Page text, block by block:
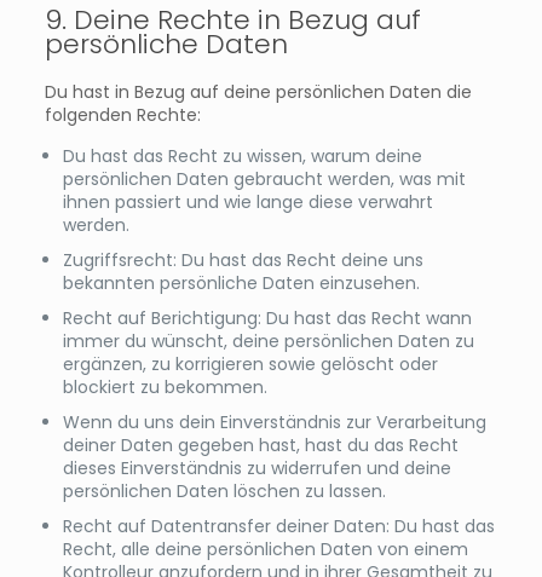
9. Deine Rechte in Bezug auf
persönliche Daten
Du hast in Bezug auf deine persönlichen Daten die
folgenden Rechte:
Du hast das Recht zu wissen, warum deine
persönlichen Daten gebraucht werden, was mit
ihnen passiert und wie lange diese verwahrt
werden.
Zugriffsrecht: Du hast das Recht deine uns
bekannten persönliche Daten einzusehen.
Recht auf Berichtigung: Du hast das Recht wann
immer du wünscht, deine persönlichen Daten zu
ergänzen, zu korrigieren sowie gelöscht oder
blockiert zu bekommen.
Wenn du uns dein Einverständnis zur Verarbeitung
deiner Daten gegeben hast, hast du das Recht
dieses Einverständnis zu widerrufen und deine
persönlichen Daten löschen zu lassen.
Recht auf Datentransfer deiner Daten: Du hast das
Recht, alle deine persönlichen Daten von einem
Kontrolleur anzufordern und in ihrer Gesamtheit zu